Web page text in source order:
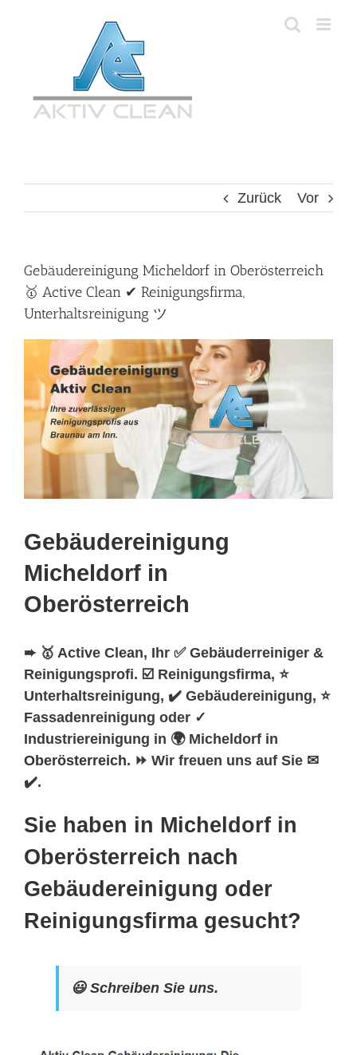
Zurück Vor
Gebäudereinigung Micheldorf in Oberösterreich
🥇 Active Clean ✔ Reinigungsfirma,
Unterhaltsreinigung ツ
Gebäudereinigung
Micheldorf in
Oberösterreich
➨ 🥇 Active Clean, Ihr ✅ Gebäuderreiniger &
Reinigungsprofi. ☑️ Reinigungsfirma, ⭐
Unterhaltsreinigung, ✔️ Gebäudereinigung, ⭐
Fassadenreinigung oder ✓
Industriereinigung in 🌍 Micheldorf in
Oberösterreich. ⏩ Wir freuen uns auf Sie ✉
✔️.
Sie haben in Micheldorf in
Oberösterreich nach
Gebäudereinigung oder
Reinigungsfirma gesucht?
😃 Schreiben Sie uns.